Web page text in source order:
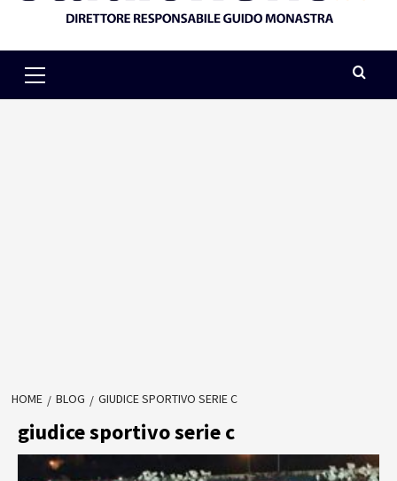
Menu
HOME BLOG GIUDICE SPORTIVO SERIE C
giudice sportivo serie c